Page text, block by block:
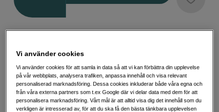
Fri frakt vid köp över 1 500 kronor
Köp nu och betala inom 30 dagar
Personlig service och expertrådgivning
Vi använder cookies
Vi använder cookies för att samla in data så att vi kan förbättra din upplevelse
på vår webbplats, analysera trafiken, anpassa innehåll och visa relevant
personaliserad marknadsföring. Dessa cookies inkluderar både våra egna och
från våra externa partners som t.ex Google där vi delar data med dem för att
personalisera marknadsföring. Vårt mål är att alltid visa dig det innehåll som du
verkligen är intresserad av, för att du ska få den bästa tänkbara upplevelsen